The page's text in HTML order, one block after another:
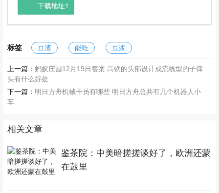
下载地址1
标签 豆渣 能吃 豆浆
上一篇：蚂蚁庄园12月19日答案 高铁的头部设计成流线型的子弹
头有什么好处
下一篇： 明日方舟机械干员有哪些 明日方舟总共有几个机器人小
车
相关文章
鉴茶院：中美暗搓搓谈好了，欧洲还蒙
在鼓里